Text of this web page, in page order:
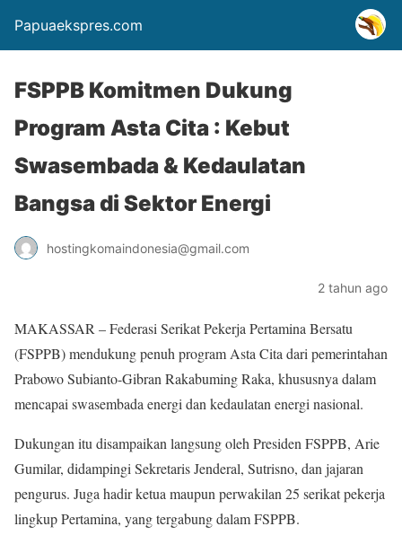
Papuaekspres.com
FSPPB Komitmen Dukung
Program Asta Cita : Kebut
Swasembada & Kedaulatan
Bangsa di Sektor Energi
hostingkomaindonesia@gmail.com
2 tahun ago
MAKASSAR – Federasi Serikat Pekerja Pertamina Bersatu
(FSPPB) mendukung penuh program Asta Cita dari pemerintahan
Prabowo Subianto-Gibran Rakabuming Raka, khususnya dalam
mencapai swasembada energi dan kedaulatan energi nasional.
Dukungan itu disampaikan langsung oleh Presiden FSPPB, Arie
Gumilar, didampingi Sekretaris Jenderal, Sutrisno, dan jajaran
pengurus. Juga hadir ketua maupun perwakilan 25 serikat pekerja
lingkup Pertamina, yang tergabung dalam FSPPB.